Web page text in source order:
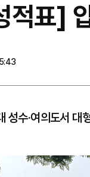
적표]
성수·여의도서